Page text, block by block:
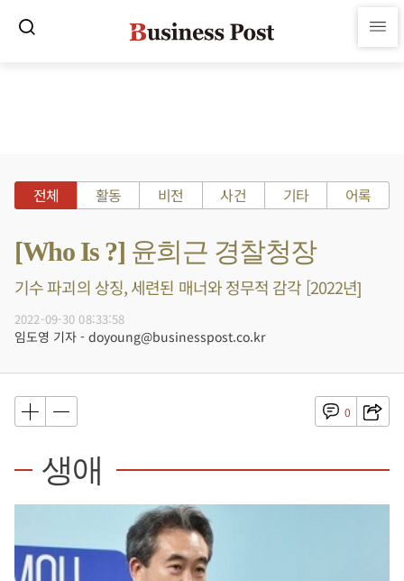
전체 활동 비전 사건 기타 어록
[Who Is ?] 윤희근 경찰청장
기수 파괴의 상징, 세련된 매너와 정무적 감각 [2022년]
2022-09-30 08:33:58
임도영 기자 - doyoung@businesspost.co.kr
0
생애